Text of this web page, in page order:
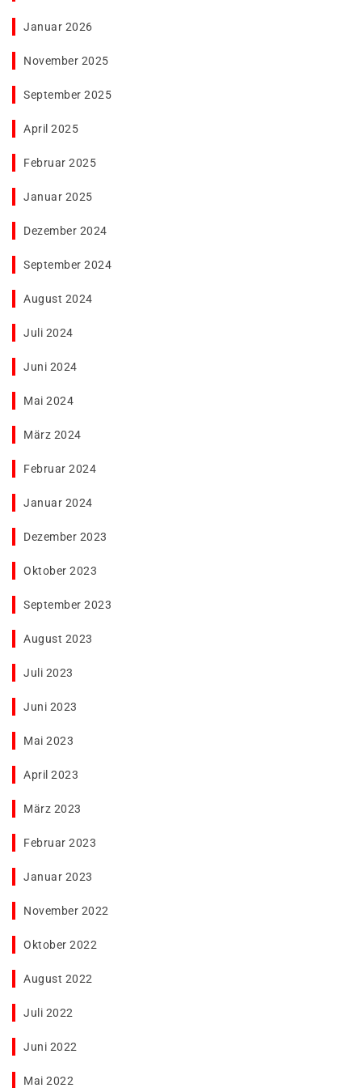
Januar 2026
November 2025
September 2025
April 2025
Februar 2025
Januar 2025
Dezember 2024
September 2024
August 2024
Juli 2024
Juni 2024
Mai 2024
März 2024
Februar 2024
Januar 2024
Dezember 2023
Oktober 2023
September 2023
August 2023
Juli 2023
Juni 2023
Mai 2023
April 2023
März 2023
Februar 2023
Januar 2023
November 2022
Oktober 2022
August 2022
Juli 2022
Juni 2022
Mai 2022